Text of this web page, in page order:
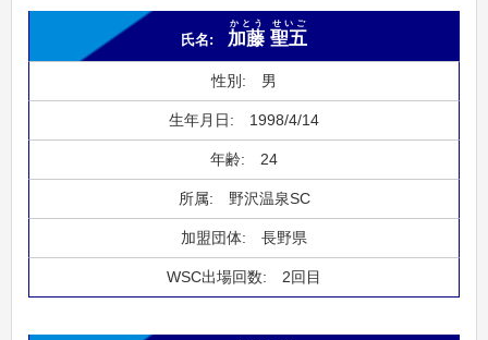
加藤
かとう
聖五
せいご
男
1998/4/14
24
野沢温泉SC
長野県
2回目